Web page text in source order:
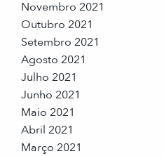
Novembro 2021
Outubro 2021
Setembro 2021
Agosto 2021
Julho 2021
Junho 2021
Maio 2021
Abril 2021
Março 2021